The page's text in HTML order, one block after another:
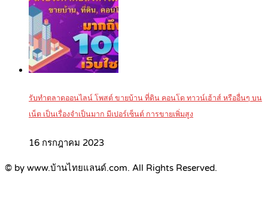
รับทำตลาดออนไลน์ โพสต์ ขายบ้าน ที่ดิน คอนโด ทาวน์เฮ้าส์ หรืออื่นๆ บน
เน็ต เป็นเรื่องจำเป็นมาก มีเปอร์เซ็นต์ การขายเพิ่มสูง
16 กรกฎาคม 2023
© by www.บ้านไทยแลนด์.com. All Rights Reserved.